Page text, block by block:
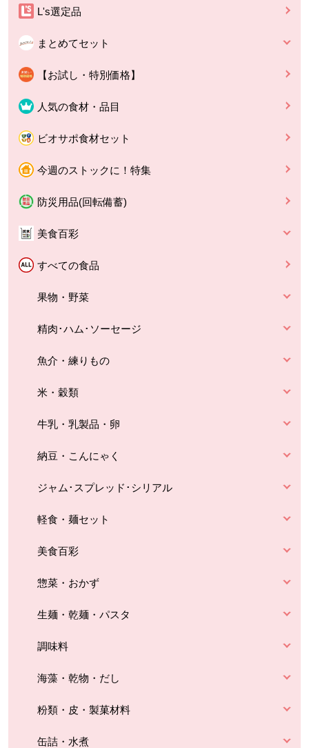
L's選定品
まとめてセット
【お試し・特別価格】
人気の食材・品目
ビオサポ食材セット
今週のストックに！特集
防災用品(回転備蓄)
美食百彩
すべての食品
果物・野菜
精肉･ハム･ソーセージ
魚介・練りもの
米・穀類
牛乳・乳製品・卵
納豆・こんにゃく
ジャム･スプレッド･シリアル
軽食・麺セット
美食百彩
惣菜・おかず
生麺・乾麺・パスタ
調味料
海藻・乾物・だし
粉類・皮・製菓材料
缶詰・水煮